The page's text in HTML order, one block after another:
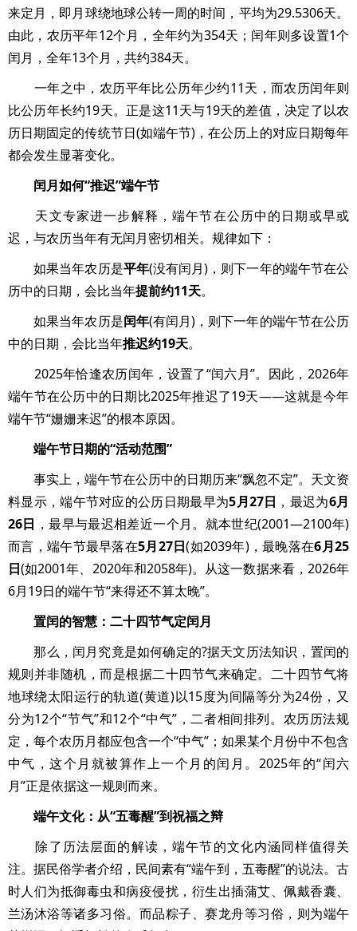
来定月，即月球绕地球公转一周的时间，平均为29.5306天。
由此，农历平年12个月，全年约为354天；闰年则多设置1个
闰月，全年13个月，共约384天。
一年之中，农历平年比公历年少约11天，而农历闰年则
比公历年长约19天。正是这11天与19天的差值，决定了以农
历日期固定的传统节日(如端午节)，在公历上的对应日期每年
都会发生显著变化。
闰月如何“推迟”端午节
天文专家进一步解释，端午节在公历中的日期或早或
迟，与农历当年有无闰月密切相关。规律如下：
如果当年农历是平年(没有闰月)，则下一年的端午节在公
历中的日期，会比当年提前约11天。
如果当年农历是闰年(有闰月)，则下一年的端午节在公历
中的日期，会比当年推迟约19天。
2025年恰逢农历闰年，设置了“闰六月”。因此，2026年
端午节在公历中的日期比2025年推迟了19天——这就是今年
端午节“姗姗来迟”的根本原因。
端午节日期的“活动范围”
事实上，端午节在公历中的日期历来“飘忽不定”。天文资
料显示，端午节对应的公历日期最早为5月27日 ，最迟为6月
26日 ，最早与最迟相差近一个月。就本世纪(2001—2100年)
而言，端午节最早落在5月27日(如2039年)，最晚落在6月25
日(如2001年、2020年和2058年)。从这一数据来看，2026年
6月19日的端午节“来得还不算太晚”。
置闰的智慧：二十四节气定闰月
那么，闰月究竟是如何确定的?据天文历法知识，置闰的
规则并非随机，而是根据二十四节气来确定。二十四节气将
地球绕太阳运行的轨道(黄道)以15度为间隔等分为24份，又
分为12个“节气”和12个“中气”，二者相间排列。农历历法规
定，每个农历月都应包含一个“中气”；如果某个月份中不包含
中气，这个月就被算作上一个月的闰月。2025年的“闰六
月”正是依据这一规则而来。
端午文化：从“五毒醒”到祝福之辩
除了历法层面的解读，端午节的文化内涵同样值得关
注。据民俗学者介绍，民间素有“端午到，五毒醒”的说法。古
时人们为抵御毒虫和病疫侵扰，衍生出插蒲艾、佩戴香囊、
兰汤沐浴等诸多习俗。而品粽子、赛龙舟等习俗，则为端午